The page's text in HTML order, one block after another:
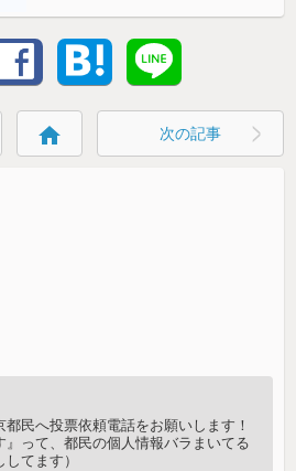
home 次の記事
民へ投票依頼電話をお願いします！
って、都民の個人情報バラまいてる
てます）